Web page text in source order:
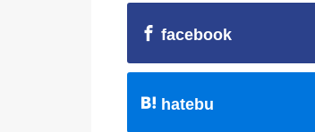
facebook
hatebu